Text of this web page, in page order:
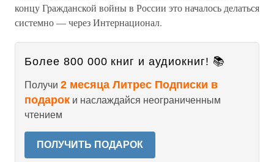
концу Гражданской войны в России это началось делаться
системно — через Интернационал.
Более 800 000 книг и аудиокниг! 📚
Получи 2 месяца Литрес Подписки в
подарок и наслаждайся неограниченным
чтением
ПОЛУЧИТЬ ПОДАРОК